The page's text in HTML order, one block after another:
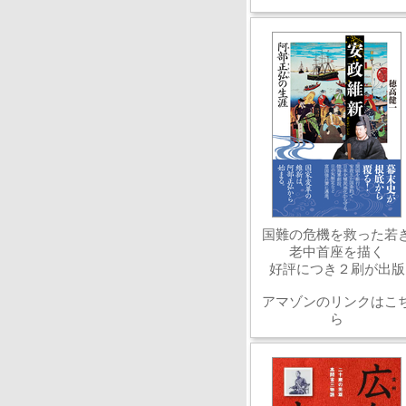
国難の危機を救った若
老中首座を描く
好評につき２刷が出版
アマゾンのリンクはこ
ら